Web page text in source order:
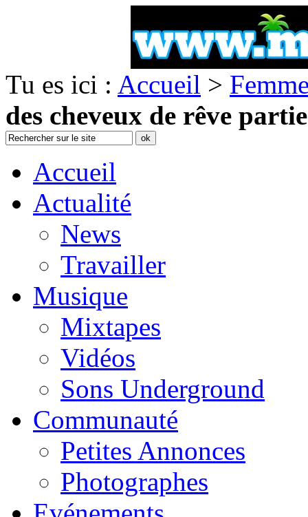
Tu es ici : Accueil >
des cheveux de rêve
Accueil
Actualité
News
Travailler
Musique
Mixtapes
Vidéos
Sons Underground
Communauté
Petites Annonces
Photographes